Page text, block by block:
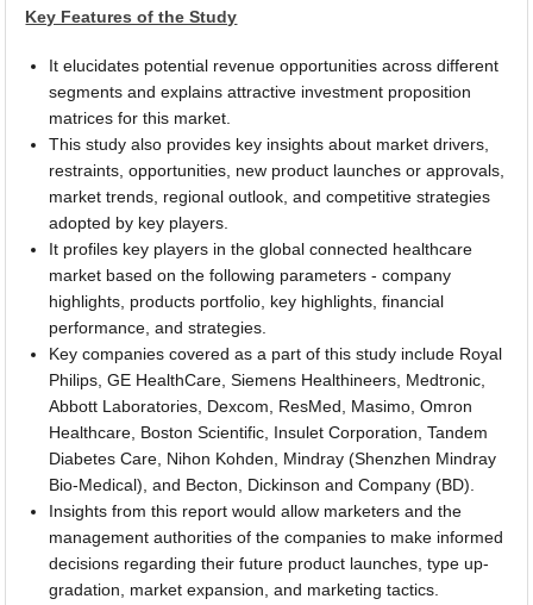
Key Features of the Study
It elucidates potential revenue opportunities across different
segments and explains attractive investment proposition
matrices for this market.
This study also provides key insights about market drivers,
restraints, opportunities, new product launches or approvals,
market trends, regional outlook, and competitive strategies
adopted by key players.
It profiles key players in the global connected healthcare
market based on the following parameters - company
highlights, products portfolio, key highlights, financial
performance, and strategies.
Key companies covered as a part of this study include Royal
Philips, GE HealthCare, Siemens Healthineers, Medtronic,
Abbott Laboratories, Dexcom, ResMed, Masimo, Omron
Healthcare, Boston Scientific, Insulet Corporation, Tandem
Diabetes Care, Nihon Kohden, Mindray (Shenzhen Mindray
Bio-Medical), and Becton, Dickinson and Company (BD).
Insights from this report would allow marketers and the
management authorities of the companies to make informed
decisions regarding their future product launches, type up-
gradation, market expansion, and marketing tactics.